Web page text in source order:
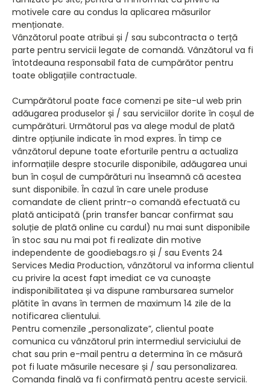
motivele care au condus la aplicarea măsurilor
menționate.
Vânzătorul poate atribui și / sau subcontracta o terță
parte pentru servicii legate de comandă. Vânzătorul va fi
întotdeauna responsabil fata de cumpărător pentru
toate obligațiile contractuale.
Cumpărătorul poate face comenzi pe site-ul web prin
adăugarea produselor și / sau serviciilor dorite în coșul de
cumpărături. Următorul pas va alege modul de plată
dintre opțiunile indicate în mod expres. În timp ce
vânzătorul depune toate eforturile pentru a actualiza
informațiile despre stocurile disponibile, adăugarea unui
bun în coșul de cumpărături nu înseamnă că acestea
sunt disponibile. În cazul în care unele produse
comandate de client printr-o comandă efectuată cu
plată anticipată (prin transfer bancar confirmat sau
soluție de plată online cu cardul) nu mai sunt disponibile
în stoc sau nu mai pot fi realizate din motive
independente de goodiebags.ro și / sau Events 24
Services Media Production, vânzătorul va informa clientul
cu privire la acest fapt imediat ce va cunoaște
indisponibilitatea și va dispune rambursarea sumelor
plătite în avans în termen de maximum 14 zile de la
notificarea clientului.
Pentru comenzile „personalizate”, clientul poate
comunica cu vânzătorul prin intermediul serviciului de
chat sau prin e-mail pentru a determina în ce măsură
pot fi luate măsurile necesare și / sau personalizarea.
Comanda finală va fi confirmată pentru aceste servicii.